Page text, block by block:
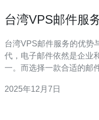
台湾VPS邮件服
台湾VPS邮件服务的优势与使用技巧
代，电子邮件依然是企业
一。而选择一款合适的邮
邮件解决方案，逐渐受到
2025年12月7日